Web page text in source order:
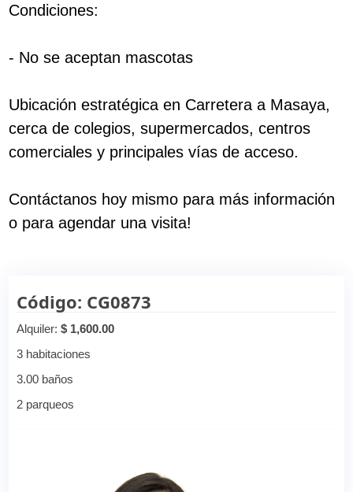
Condiciones:
- No se aceptan mascotas
Ubicación estratégica en Carretera a Masaya,
cerca de colegios, supermercados, centros
comerciales y principales vías de acceso.
Contáctanos hoy mismo para más información
o para agendar una visita!
Código: CG0873
Alquiler:$ 1,600.00
3 habitaciones
3.00 baños
2 parqueos